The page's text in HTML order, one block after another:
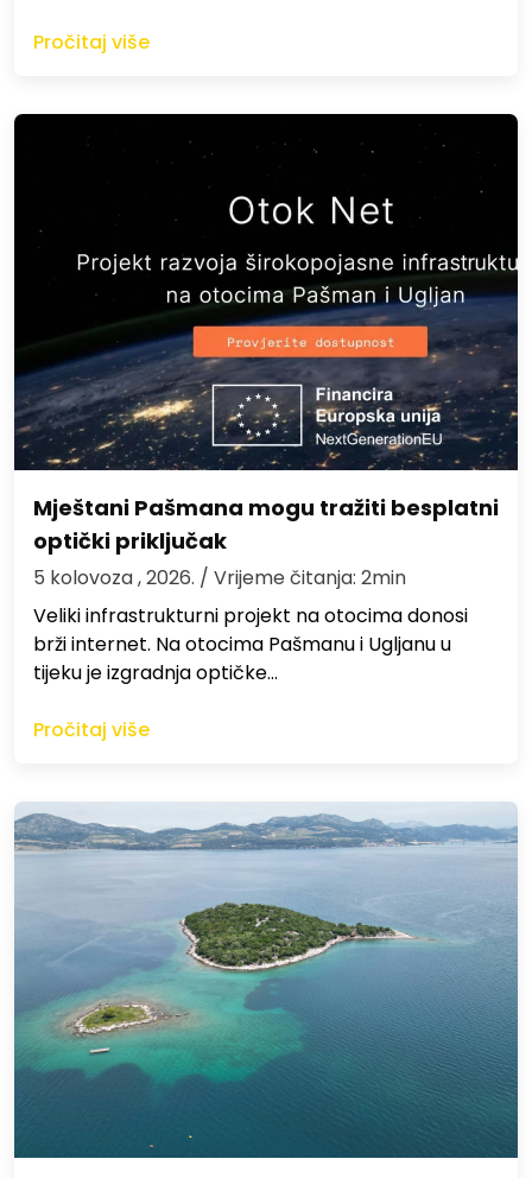
Pročitaj više
Mještani Pašmana mogu tražiti besplatni
optički priključak
5 kolovoza , 2026. / Vrijeme čitanja: 2min
Veliki infrastrukturni projekt na otocima donosi
brži internet. Na otocima Pašmanu i Ugljanu u
tijeku je izgradnja optičke…
Pročitaj više